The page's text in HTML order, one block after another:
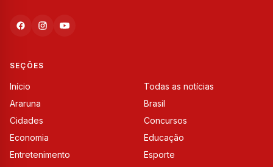
SEÇÕES
Início
Todas as notícias
Araruna
Brasil
Cidades
Concursos
Economia
Educação
Entretenimento
Esporte